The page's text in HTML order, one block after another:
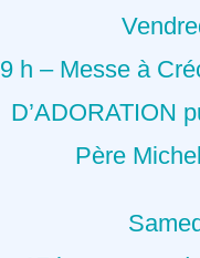
9 h – Messe à
D’ADORATION
Père